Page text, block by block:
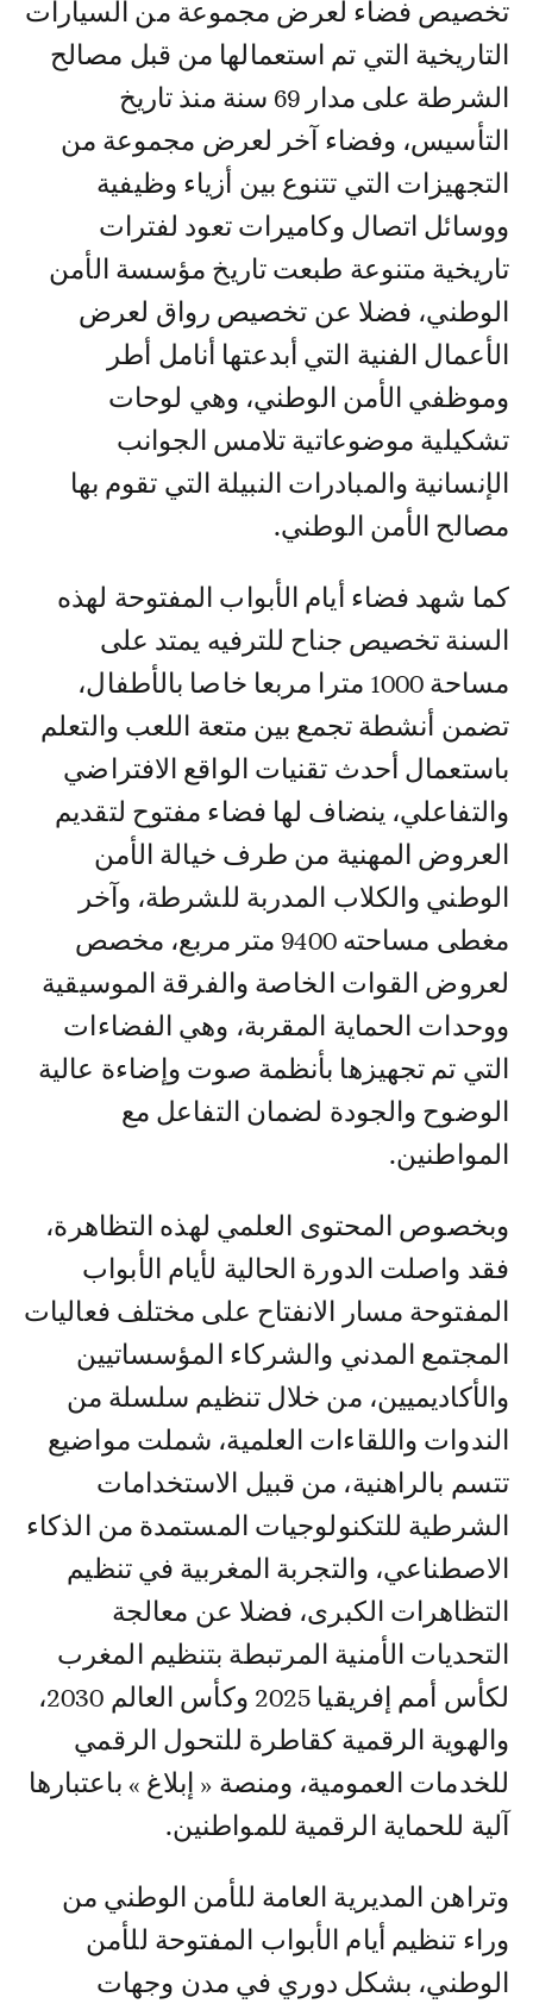
تخصيص فضاء لعرض مجموعة من السيارات
التاريخية التي تم استعمالها من قبل مصالح
الشرطة على مدار 69 سنة منذ تاريخ
التأسيس، وفضاء آخر لعرض مجموعة من
التجهيزات التي تتنوع بين أزياء وظيفية
ووسائل اتصال وكاميرات تعود لفترات
تاريخية متنوعة طبعت تاريخ مؤسسة الأمن
الوطني، فضلا عن تخصيص رواق لعرض
الأعمال الفنية التي أبدعتها أنامل أطر
وموظفي الأمن الوطني، وهي لوحات
تشكيلية موضوعاتية تلامس الجوانب
الإنسانية والمبادرات النبيلة التي تقوم بها
مصالح الأمن الوطني.
كما شهد فضاء أيام الأبواب المفتوحة لهذه
السنة تخصيص جناح للترفيه يمتد على
مساحة 1000 مترا مربعا خاصا بالأطفال،
تضمن أنشطة تجمع بين متعة اللعب والتعلم
باستعمال أحدث تقنيات الواقع الافتراضي
والتفاعلي، ينضاف لها فضاء مفتوح لتقديم
العروض المهنية من طرف خيالة الأمن
الوطني والكلاب المدربة للشرطة، وآخر
مغطى مساحته 9400 متر مربع، مخصص
لعروض القوات الخاصة والفرقة الموسيقية
ووحدات الحماية المقربة، وهي الفضاءات
التي تم تجهيزها بأنظمة صوت وإضاءة عالية
الوضوح والجودة لضمان التفاعل مع
المواطنين.
وبخصوص المحتوى العلمي لهذه التظاهرة،
فقد واصلت الدورة الحالية لأيام الأبواب
المفتوحة مسار الانفتاح على مختلف فعاليات
المجتمع المدني والشركاء المؤسساتيين
والأكاديميين، من خلال تنظيم سلسلة من
الندوات واللقاءات العلمية، شملت مواضيع
تتسم بالراهنية، من قبيل الاستخدامات
الشرطية للتكنولوجيات المستمدة من الذكاء
الاصطناعي، والتجربة المغربية في تنظيم
التظاهرات الكبرى، فضلا عن معالجة
التحديات الأمنية المرتبطة بتنظيم المغرب
لكأس أمم إفريقيا 2025 وكأس العالم 2030،
والهوية الرقمية كقاطرة للتحول الرقمي
للخدمات العمومية، ومنصة « إبلاغ » باعتبارها
آلية للحماية الرقمية للمواطنين.
وتراهن المديرية العامة للأمن الوطني من
وراء تنظيم أيام الأبواب المفتوحة للأمن
الوطني، بشكل دوري في مدن وجهات